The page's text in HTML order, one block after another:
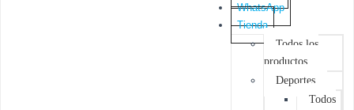
WhatsApp
Tienda
Todos los
productos
Deportes
Todos